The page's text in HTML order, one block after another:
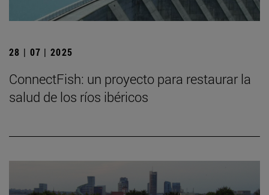
28 | 07 | 2025
ConnectFish: un proyecto para restaurar la
salud de los ríos ibéricos